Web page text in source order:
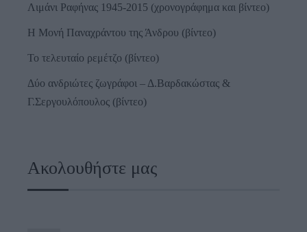
Λιμάνι Ραφήνας 1945-2015 (χρονογράφημα και βίντεο)
Η Μονή Παναχράντου της Άνδρου (βίντεο)
Το τελευταίο ρεμέτζο (βίντεο)
Δύο ανδριώτες ζωγράφοι – Δ.Βαρδακώστας &
Γ.Σεργουλόπουλος (βίντεο)
Ακολουθήστε μας